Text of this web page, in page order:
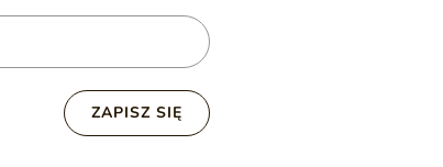
ZAPISZ SIĘ